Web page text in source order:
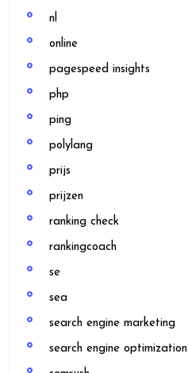
nl
online
pagespeed insights
php
ping
polylang
prijs
prijzen
ranking check
rankingcoach
se
sea
search engine marketing
search engine optimization